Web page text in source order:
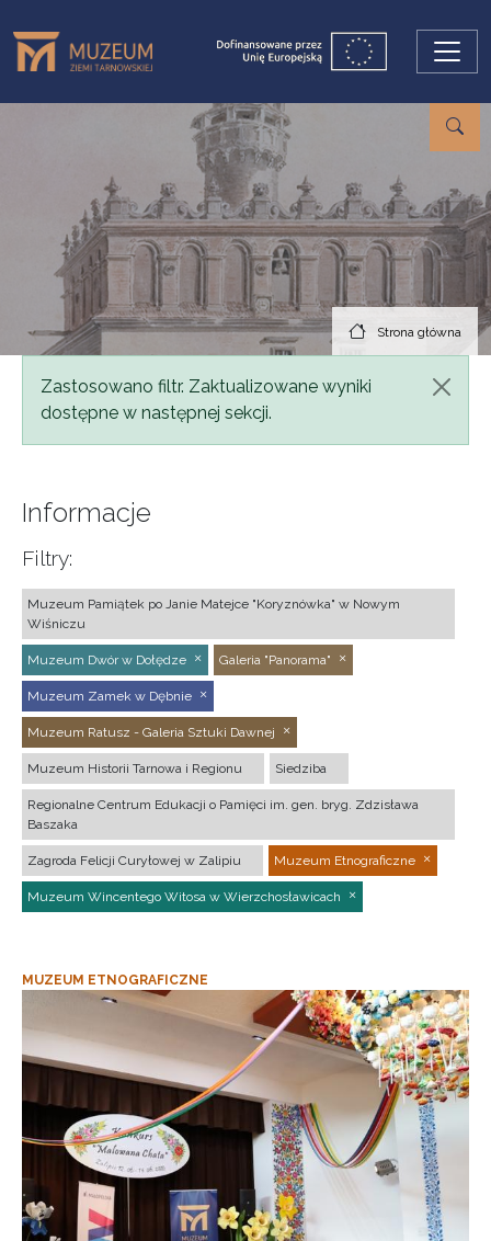
Strona główna
Komunikat
Zastosowano filtr. Zaktualizowane wyniki
dostępne w następnej sekcji.
Informacje
Filtry:
Muzeum Pamiątek po Janie Matejce "Koryznówka" w Nowym
Wiśniczu
Muzeum Dwór w Dołędze Galeria "Panorama"
Muzeum Zamek w Dębnie
Muzeum Ratusz - Galeria Sztuki Dawnej
Muzeum Historii Tarnowa i Regionu Siedziba
Regionalne Centrum Edukacji o Pamięci im. gen. bryg. Zdzisława
Baszaka
Zagroda Felicji Curyłowej w Zalipiu Muzeum Etnograficzne
Muzeum Wincentego Witosa w Wierzchosławicach
MUZEUM ETNOGRAFICZNE